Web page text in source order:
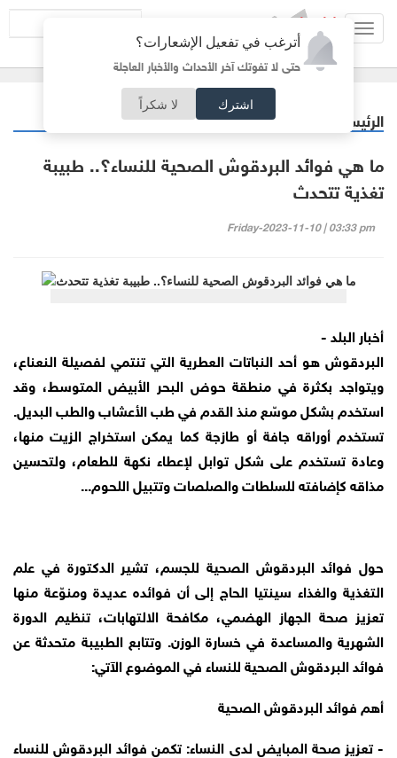
أترغب في تفعيل الإشعارات؟
حتى لا تفوتك آخر الأحداث والأخبار العاجلة
اشترك لا شكراً
الرئيسية
ما هي فوائد البردقوش الصحية للنساء؟.. طبيبة
تغذية تتحدث
Friday-2023-11-10 | 03:33 pm
أخبار البلد -
البردقوش هو أحد النباتات العطرية التي تنتمي لفصيلة النعناع،
ويتواجد بكثرة في منطقة حوض البحر الأبيض المتوسط، وقد
استخدم بشكل موسّع منذ القدم في طب الأعشاب والطب البديل.
تستخدم أوراقه جافة أو طازجة كما يمكن استخراج الزيت منها،
وعادة تستخدم على شكل توابل لإعطاء نكهة للطعام، ولتحسين
مذاقه كإضافته للسلطات والصلصات وتتبيل اللحوم...
حول فوائد البردقوش الصحية للجسم، تشير الدكتورة في علم
التغذية والغذاء سينتيا الحاج إلى أن فوائده عديدة ومنوّعة منها
تعزيز صحة الجهاز الهضمي، مكافحة الالتهابات، تنظيم الدورة
الشهرية والمساعدة في خسارة الوزن. وتتابع الطبيبة متحدثة عن
فوائد البردقوش الصحية للنساء في الموضوع الآتي:
أهم فوائد البردقوش الصحية
- تعزيز صحة المبايض لدى النساء: تكمن فوائد البردقوش للنساء